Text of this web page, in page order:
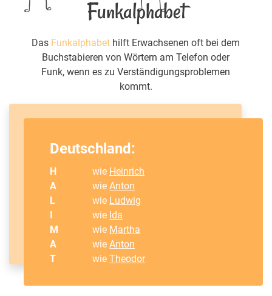
Funkalphabet
Das Funkalphabet hilft Erwachsenen oft bei dem
Buchstabieren von Wörtern am Telefon oder
Funk, wenn es zu Verständigungsproblemen
kommt.
Deutschland:
H wie Heinrich
A
wieAnton
L
wie Ludwig
I
wie Ida
M
wie Martha
A
wieAnton
T
wieTheodor